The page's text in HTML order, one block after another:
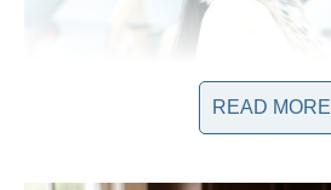
READ MORE